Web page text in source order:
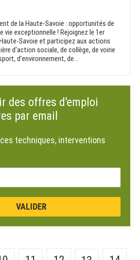
de la Haute-Savoie : opportunités de
vie exceptionnelle ! Rejoignez le 1er
Savoie et participez aux actions
d'action sociale, de collège, de voirie
d'environnement, de...
des offres d'emploi
par email
techniques, interventions